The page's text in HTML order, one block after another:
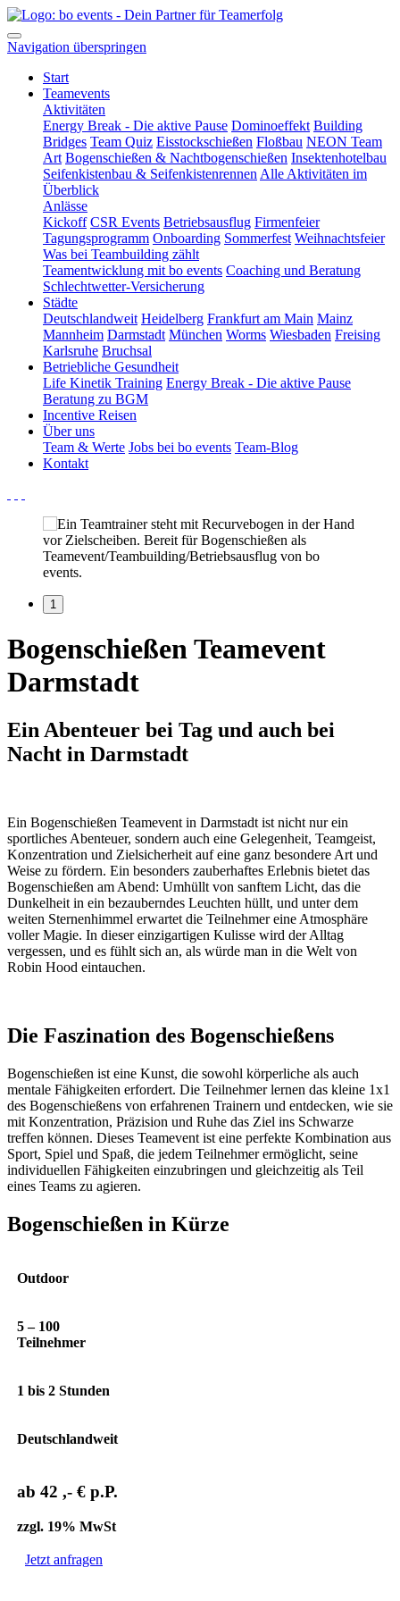
Navigation überspringen
Start
Teamevents
Aktivitäten
Energy Break - Die aktive Pause Dominoeffekt Building
Bridges Team Quiz Eisstockschießen Floßbau NEON Team
Art Bogenschießen & Nachtbogenschießen Insektenhotelbau
Seifenkistenbau & Seifenkistenrennen Alle Aktivitäten im
Überblick
Anlässe
Kickoff CSR Events Betriebsausflug Firmenfeier
Tagungsprogramm Onboarding Sommerfest Weihnachtsfeier
Was bei Teambuilding zählt
Teamentwicklung mit bo events Coaching und Beratung
Schlechtwetter-Versicherung
Städte
Deutschlandweit Heidelberg Frankfurt am Main Mainz
Mannheim Darmstadt München Worms Wiesbaden Freising
Karlsruhe Bruchsal
Betriebliche Gesundheit
Life Kinetik Training Energy Break - Die aktive Pause
Beratung zu BGM
Incentive Reisen
Über uns
Team & Werte Jobs bei bo events Team-Blog
Kontakt
1
Bogenschießen Teamevent
Darmstadt
Ein Abenteuer bei Tag und auch bei
Nacht in Darmstadt
Ein Bogenschießen Teamevent in Darmstadt ist nicht nur ein
sportliches Abenteuer, sondern auch eine Gelegenheit, Teamgeist,
Konzentration und Zielsicherheit auf eine ganz besondere Art und
Weise zu fördern. Ein besonders zauberhaftes Erlebnis bietet das
Bogenschießen am Abend: Umhüllt von sanftem Licht, das die
Dunkelheit in ein bezauberndes Leuchten hüllt, und unter dem
weiten Sternenhimmel erwartet die Teilnehmer eine Atmosphäre
voller Magie. In dieser einzigartigen Kulisse wird der Alltag
vergessen, und es fühlt sich an, als würde man in die Welt von
Robin Hood eintauchen.
Die Faszination des Bogenschießens
Bogenschießen ist eine Kunst, die sowohl körperliche als auch
mentale Fähigkeiten erfordert. Die Teilnehmer lernen das kleine 1x1
des Bogenschießens von erfahrenen Trainern und entdecken, wie sie
mit Konzentration, Präzision und Ruhe das Ziel ins Schwarze
treffen können. Dieses Teamevent ist eine perfekte Kombination aus
Sport, Spiel und Spaß, die jedem Teilnehmer ermöglicht, seine
individuellen Fähigkeiten einzubringen und gleichzeitig als Teil
eines Teams zu agieren.
Bogenschießen in Kürze
Outdoor
5 – 100
Teilnehmer
1 bis 2 Stunden
Deutschlandweit
ab 42 ,- € p.P.
zzgl. 19% MwSt
Jetzt anfragen